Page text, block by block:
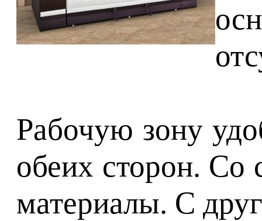
Рабочую зону
обеих сторон. Со
материалы. С